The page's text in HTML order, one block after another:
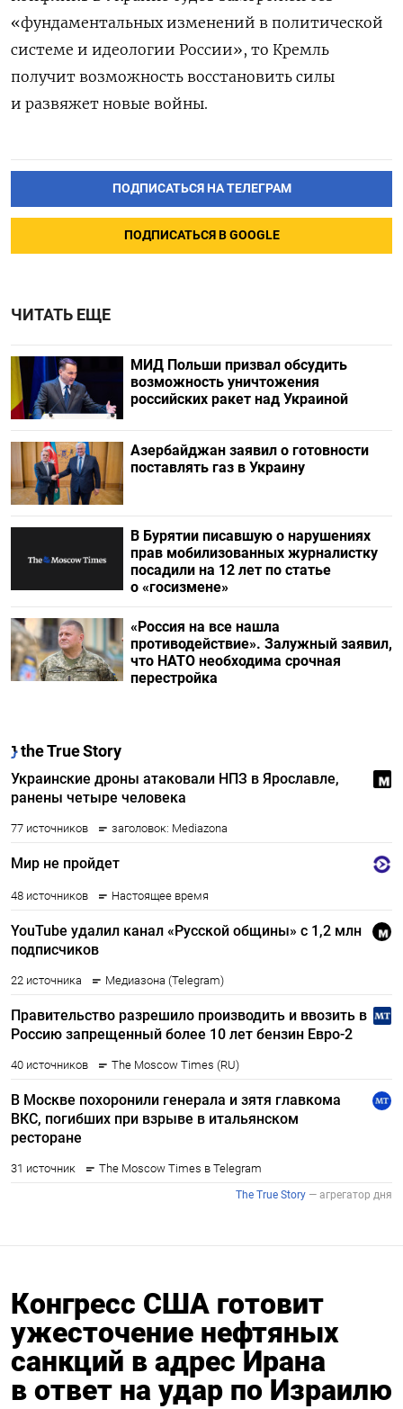
«фундаментальных изменений в политической
системе и идеологии России», то Кремль
получит возможность восстановить силы
и развяжет новые войны.
ПОДПИСАТЬСЯ НА ТЕЛЕГРАМ
ПОДПИСАТЬСЯ В GOOGLE
ЧИТАТЬ ЕЩЕ
МИД Польши призвал обсудить
возможность уничтожения
российских ракет над Украиной
Азербайджан заявил о готовности
поставлять газ в Украину
В Бурятии писавшую о нарушениях
прав мобилизованных журналистку
посадили на 12 лет по статье
о «госизмене»
«Россия на все нашла
противодействие». Залужный заявил,
что НАТО необходима срочная
перестройка
Конгресс США готовит
ужесточение нефтяных
санкций в адрес Ирана
в ответ на удар по Израилю